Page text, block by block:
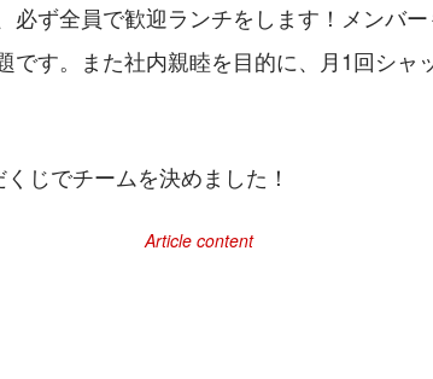
必ず全員で歓迎ランチをします！メンバー
です。また社内親睦を目的に、月1回シャ
じでチームを決めました！